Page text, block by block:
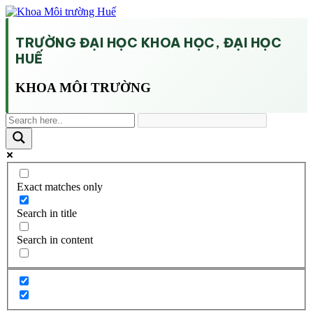
TRƯỜNG ĐẠI HỌC KHOA HỌC, ĐẠI HỌC
HUẾ
KHOA MÔI TRƯỜNG
Exact matches only
Search in title
Search in content